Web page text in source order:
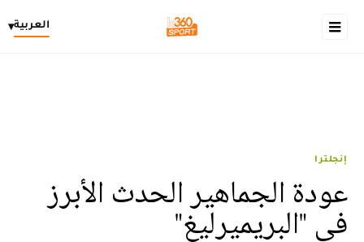
العربية▾
إنجلترا
عودة الجماهير الحدث الأبرز
في "البريميرليغ"